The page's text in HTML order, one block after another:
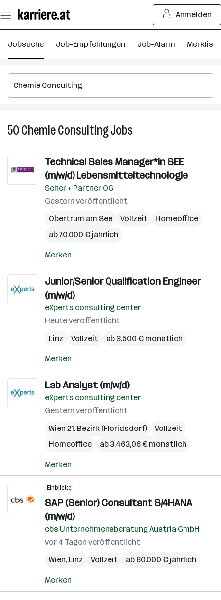
Seiteninhalt
springen
Anmelden
Jobsuche Job-Empfehlungen Job-Alarm Merkliste
50Chemie ConsultingJobs
Jobs
Technical Sales Manager*in SEE
(m/w/d) Lebensmitteltechnologie
Seher + Partner OG
Gestern veröffentlicht
Obertrum am See
Vollzeit
Homeoffice
ab 70.000 € jährlich
Merken
Junior/Senior Qualification Engineer
(m/w/d)
eXperts consulting center
Heute veröffentlicht
Linz
Vollzeit ab 3.500 € monatlich
Merken
Lab Analyst (m/w/d)
eXperts consulting center
Gestern veröffentlicht
Wien 21. Bezirk (Floridsdorf)
Vollzeit
Homeoffice
ab 3.463,06 € monatlich
Merken
Einblicke
SAP (Senior) Consultant S/4HANA
(m/w/d)
cbs Unternehmensberatung Austria GmbH
vor 4 Tagen veröffentlicht
Wien, Linz Vollzeit ab 60.000 € jährlich
Merken